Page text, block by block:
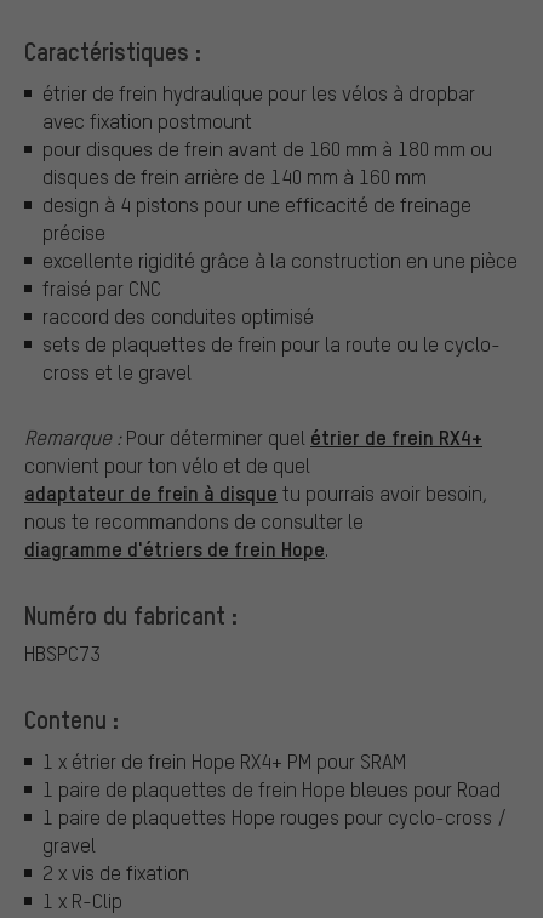
Caractéristiques :
étrier de frein hydraulique pour les vélos à dropbar
avec fixation postmount
pour disques de frein avant de 160 mm à 180 mm ou
disques de frein arrière de 140 mm à 160 mm
design à 4 pistons pour une efficacité de freinage
précise
excellente rigidité grâce à la construction en une pièce
fraisé par CNC
raccord des conduites optimisé
sets de plaquettes de frein pour la route ou le cyclo-
cross et le gravel
Remarque :Pour déterminer quel étrier de frein RX4+
convient pour ton vélo et de quel
adaptateur de frein à disque tu pourrais avoir besoin,
nous te recommandons de consulter le
diagramme d'étriers de frein Hope.
Numéro du fabricant :
HBSPC73
Contenu :
1 x étrier de frein Hope RX4+ PM pour SRAM
1 paire de plaquettes de frein Hope bleues pour Road
1 paire de plaquettes Hope rouges pour cyclo-cross /
gravel
2 x vis de fixation
1 x R-Clip